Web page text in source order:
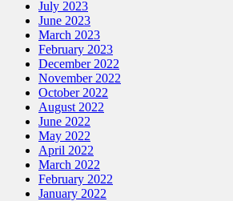
July 2023
June 2023
March 2023
February 2023
December 2022
November 2022
October 2022
August 2022
June 2022
May 2022
April 2022
March 2022
February 2022
January 2022